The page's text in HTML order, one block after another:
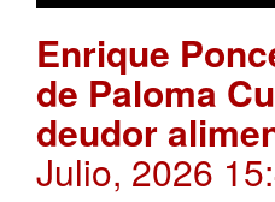
Enrique
de Paloma
deudor
Julio, 2026